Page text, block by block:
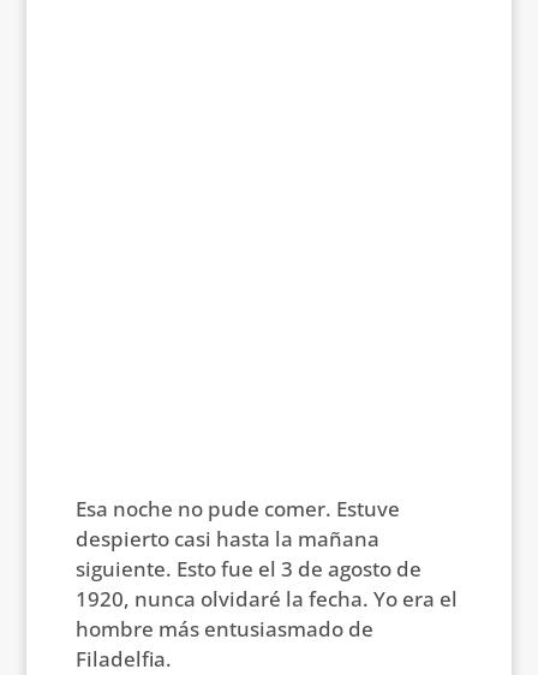
Esa noche no pude comer. Estuve
despierto casi hasta la mañana
siguiente. Esto fue el 3 de agosto de
1920, nunca olvidaré la fecha. Yo era el
hombre más entusiasmado de
Filadelfia.